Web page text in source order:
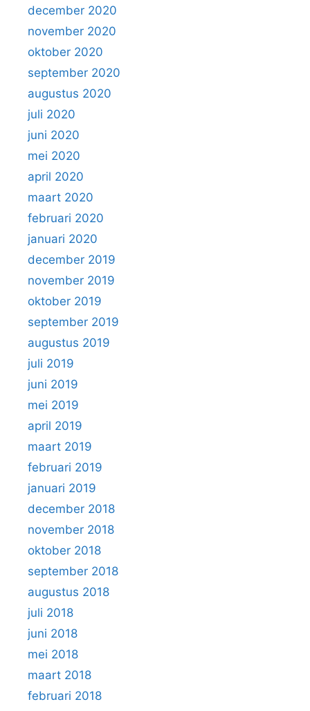
december 2020
november 2020
oktober 2020
september 2020
augustus 2020
juli 2020
juni 2020
mei 2020
april 2020
maart 2020
februari 2020
januari 2020
december 2019
november 2019
oktober 2019
september 2019
augustus 2019
juli 2019
juni 2019
mei 2019
april 2019
maart 2019
februari 2019
januari 2019
december 2018
november 2018
oktober 2018
september 2018
augustus 2018
juli 2018
juni 2018
mei 2018
maart 2018
februari 2018